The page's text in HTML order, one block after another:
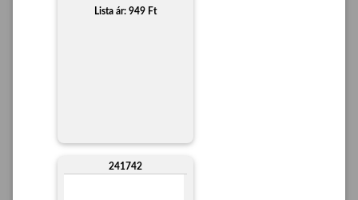
Lista ár: 949 Ft
241742